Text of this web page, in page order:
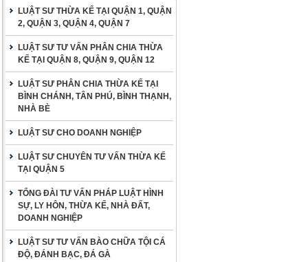
LUẬT SƯ THỪA KẾ TẠI QUẬN 1, QUẬN
2, QUẬN 3, QUẬN 4, QUẬN 7
LUẬT SƯ TƯ VẤN PHÂN CHIA THỪA
KẾ TẠI QUẬN 8, QUẬN 9, QUẬN 12
LUẬT SƯ PHÂN CHIA THỪA KẾ TẠI
BÌNH CHÁNH, TÂN PHÚ, BÌNH THẠNH,
NHÀ BÈ
LUẬT SƯ CHO DOANH NGHIỆP
LUẬT SƯ CHUYÊN TƯ VẤN THỪA KẾ
TẠI QUẬN 5
TỔNG ĐÀI TƯ VẤN PHÁP LUẬT HÌNH
SỰ, LY HÔN, THỪA KẾ, NHÀ ĐẤT,
DOANH NGHIỆP
LUẬT SƯ TƯ VẤN BÀO CHỮA TỘI CÁ
ĐỘ, ĐÁNH BẠC, ĐÁ GÀ